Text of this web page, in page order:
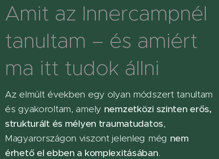
Amit az Innercampnél
tanultam – és amiért
ma itt tudok állni
Az elmúlt években egy olyan módszert tanultam
és gyakoroltam, amely nemzetközi szinten erős,
strukturált és mélyen traumatudatos,
Magyarországon viszont jelenleg még nem
érhető el ebben a komplexitásában.